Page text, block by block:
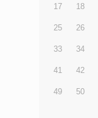
17 18
25 26
33 34
41 42
49 50